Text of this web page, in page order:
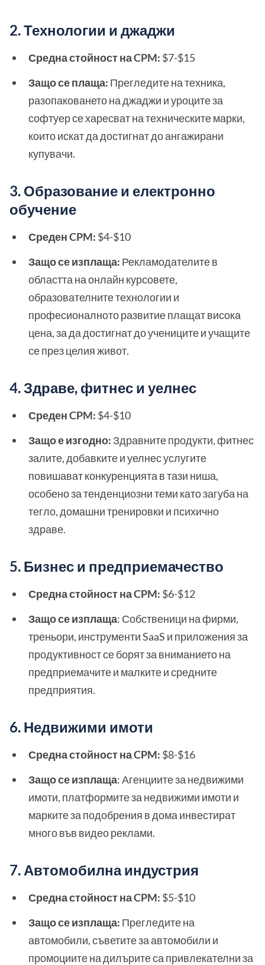
2. Технологии и джаджи
Средна стойност на CPM: $7-$15
Защо се плаща: Прегледите на техника,
разопаковането на джаджи и уроците за
софтуер се харесват на техническите марки,
които искат да достигнат до ангажирани
купувачи.
3. Образование и електронно
обучение
Среден CPM: $4-$10
Защо се изплаща: Рекламодателите в
областта на онлайн курсовете,
образователните технологии и
професионалното развитие плащат висока
цена, за да достигнат до учениците и учащите
се през целия живот.
4. Здраве, фитнес и уелнес
Среден CPM: $4-$10
Защо е изгодно:Здравните продукти, фитнес
залите, добавките и уелнес услугите
повишават конкуренцията в тази ниша,
особено за тенденциозни теми като загуба на
тегло, домашни тренировки и психично
здраве.
5. Бизнес и предприемачество
Средна стойност на CPM: $6-$12
Защо се изплаща: Собственици на фирми,
треньори, инструменти SaaS и приложения за
продуктивност се борят за вниманието на
предприемачите и малките и средните
предприятия.
6. Недвижими имоти
Средна стойност на CPM: $8-$16
Защо се изплаща: Агенциите за недвижими
имоти, платформите за недвижими имоти и
марките за подобрения в дома инвестират
много във видео реклами.
7. Автомобилна индустрия
Средна стойност на CPM: $5-$10
Защо се изплаща: Прегледите на
автомобили, съветите за автомобили и
промоциите на дилърите са привлекателни за